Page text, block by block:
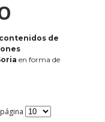
contenidos de
en forma de